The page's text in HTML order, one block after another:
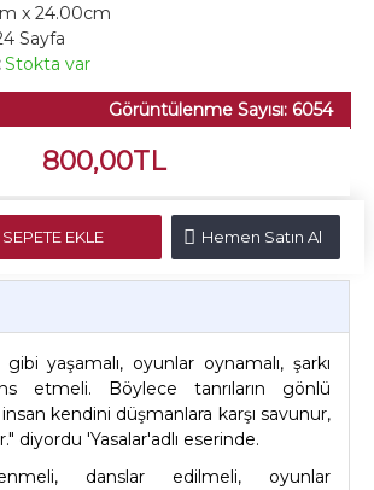
x 24.00cm
Sayfa
Stokta var
Görüntülenme Sayısı: 6054
800,00TL
SEPETE EKLE Hemen Satın Al
yaşamalı, oyunlar oynamalı, şarkı
etmeli. Böylece tanrıların gönlü
insan kendini düşmanlara karşı savunur,
diyordu 'Yasalar'adlı eserinde.
danslar edilmeli, oyunlar